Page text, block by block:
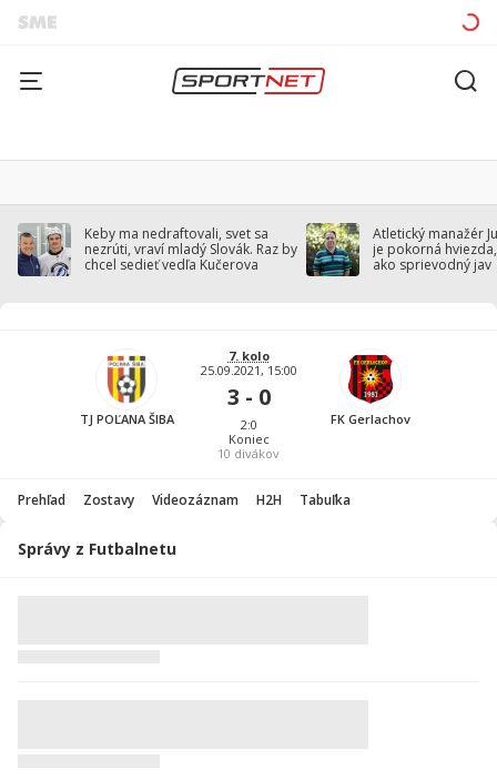
Keby ma nedraftovali, svet sa
nezrúti, vraví mladý Slovák. Raz by
chcel sedieť vedľa Kučerova
Atletický manažér
je pokorná
ako sprievodný jav
TJ POĽANA ŠIBA
7. kolo
25.09.2021, 15:00
3 - 0
2:0
Koniec
10 divákov
FK Gerlachov
Prehľad Zostavy Videozáznam H2H Tabuľka
Správy z Futbalnetu